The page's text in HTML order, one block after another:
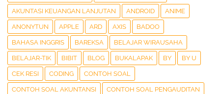
AKUNTASI KEUANGAN LANJUTAN ANDROID ANIME
ANONYTUN APPLE ARD AXIS BADOO
BAHASA INGGRIS BAREKSA BELAJAR WIRAUSAHA
BELAJAR-TIK BIBIT BLOG BUKALAPAK BY BY U
CEK RESI CODING CONTOH SOAL
CONTOH SOAL AKUNTANSI CONTOH SOAL PENGAUDITAN